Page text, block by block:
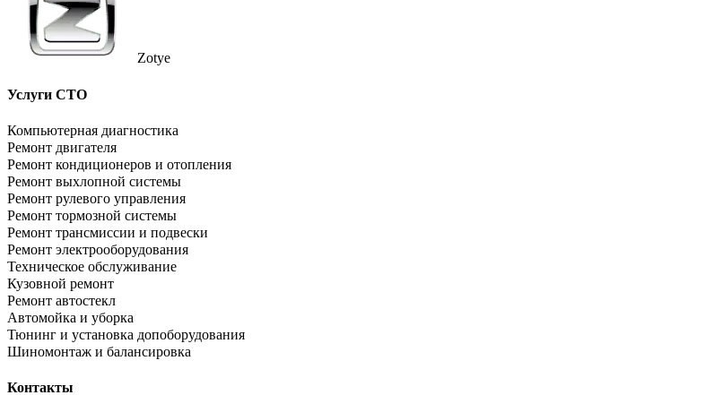
Zotye
Услуги СТО
Компьютерная диагностика
Ремонт двигателя
Ремонт кондиционеров и отопления
Ремонт выхлопной системы
Ремонт рулевого управления
Ремонт тормозной системы
Ремонт трансмиссии и подвески
Ремонт электрооборудования
Техническое обслуживание
Кузовной ремонт
Ремонт автостекл
Автомойка и уборка
Тюнинг и установка допоборудования
Шиномонтаж и балансировка
Контакты